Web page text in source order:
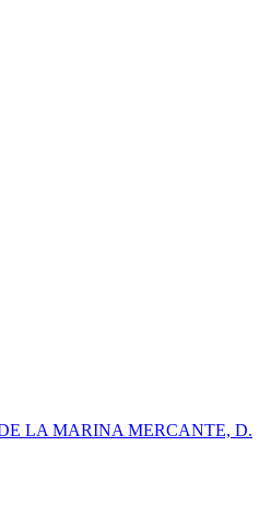
LA MARINA MERCANTE, D.